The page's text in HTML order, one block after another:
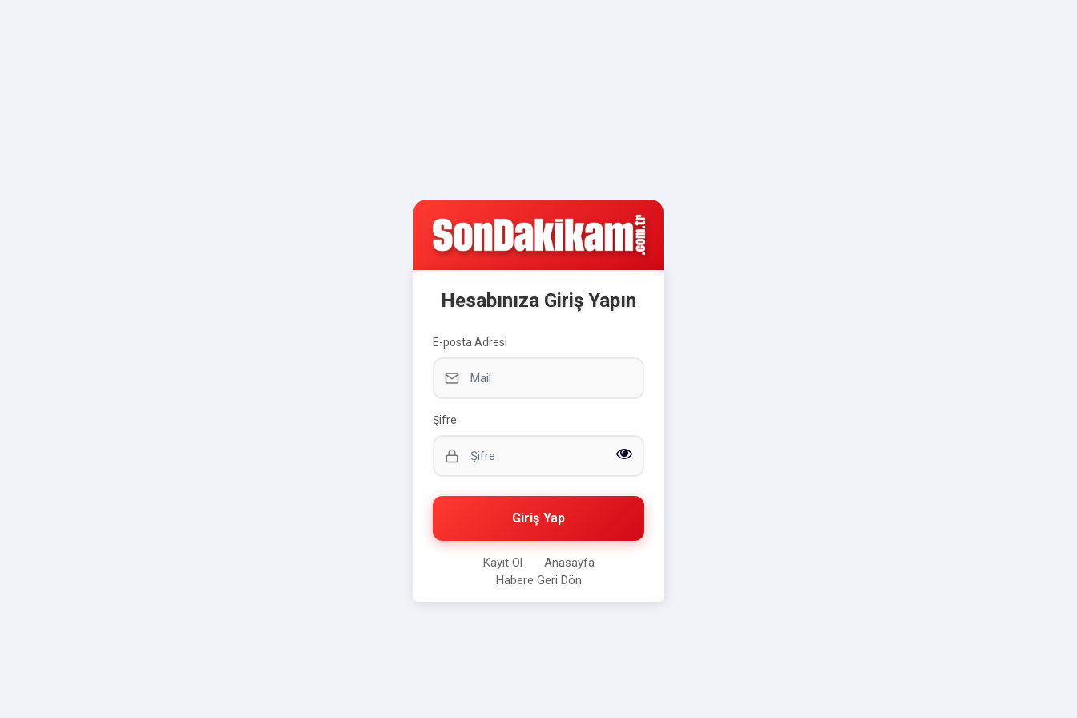
Hesabınıza Giriş Yapın
E-posta Adresi
Şifre
Giriş Yap
Kayıt Ol
Anasayfa
Habere Geri Dön